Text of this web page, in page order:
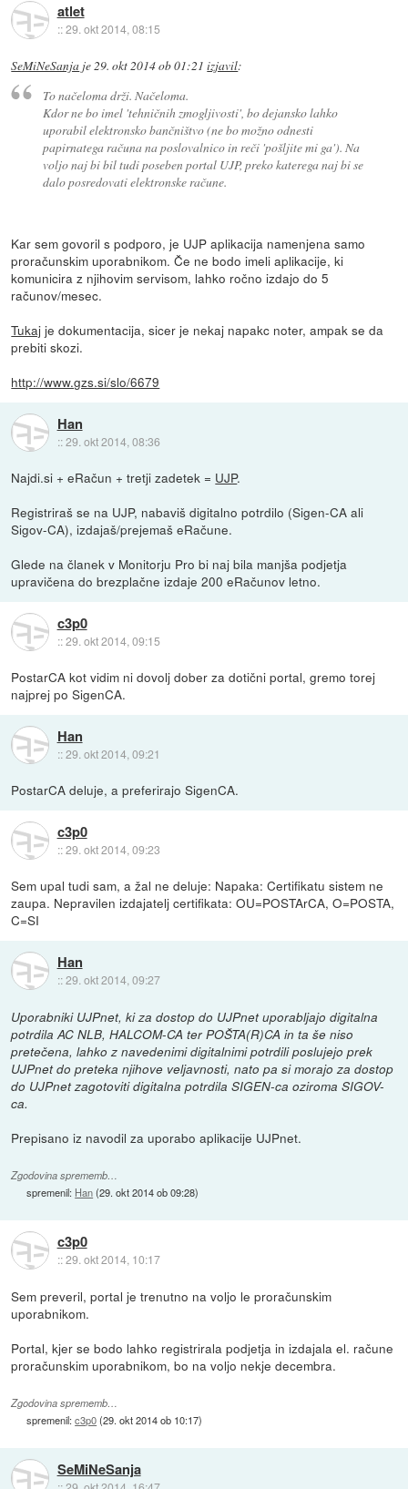
atlet
::29. okt 2014, 08:15
SeMiNeSanja je29. okt 2014 ob 01:21 izjavil:
To načeloma drži. Načeloma.
Kdor ne bo imel 'tehničnih zmogljivosti', bo dejansko lahko
uporabil elektronsko bančništvo (ne bo možno odnesti
papirnatega računa na poslovalnico in reči 'pošljite mi ga'). Na
voljo naj bi bil tudi poseben portal UJP, preko katerega naj bi se
dalo posredovati elektronske račune.
Kar sem govoril s podporo, je UJP aplikacija namenjena samo
proračunskim uporabnikom. Če ne bodo imeli aplikacije, ki
komunicira z njihovim servisom, lahko ročno izdajo do 5
računov/mesec.
Tukaj je dokumentacija, sicer je nekaj napakc noter, ampak se da
prebiti skozi.
http://www.gzs.si/slo/6679
Han
::29. okt 2014, 08:36
Najdi.si + eRačun + tretji zadetek = UJP.
Registriraš se na UJP, nabaviš digitalno potrdilo (Sigen-CA ali
Sigov-CA), izdajaš/prejemaš eRačune.
Glede na članek v Monitorju Pro bi naj bila manjša podjetja
upravičena do brezplačne izdaje 200 eRačunov letno.
c3p0
::29. okt 2014, 09:15
PostarCA kot vidim ni dovolj dober za dotični portal, gremo torej
najprej po SigenCA.
Han
::29. okt 2014, 09:21
PostarCA deluje, a preferirajo SigenCA.
c3p0
::29. okt 2014, 09:23
Sem upal tudi sam, a žal ne deluje: Napaka: Certifikatu sistem ne
zaupa. Nepravilen izdajatelj certifikata: OU=POSTArCA, O=POSTA,
C=SI
Han
::29. okt 2014, 09:27
Uporabniki UJPnet, ki za dostop do UJPnet uporabljajo digitalna
potrdila AC NLB, HALCOM-CA ter POŠTA(R)CA in ta še niso
pretečena, lahko z navedenimi digitalnimi potrdili poslujejo prek
UJPnet do preteka njihove veljavnosti, nato pa si morajo za dostop
do UJPnet zagotoviti digitalna potrdila SIGEN-ca oziroma SIGOV-
ca.
Prepisano iz navodil za uporabo aplikacije UJPnet.
Zgodovina sprememb…
spremenil: Han(29. okt 2014 ob 09:28)
c3p0
::29. okt 2014, 10:17
Sem preveril, portal je trenutno na voljo le proračunskim
uporabnikom.
Portal, kjer se bodo lahko registrirala podjetja in izdajala el. račune
proračunskim uporabnikom, bo na voljo nekje decembra.
Zgodovina sprememb…
spremenil:c3p0(29. okt 2014 ob 10:17)
SeMiNeSanja